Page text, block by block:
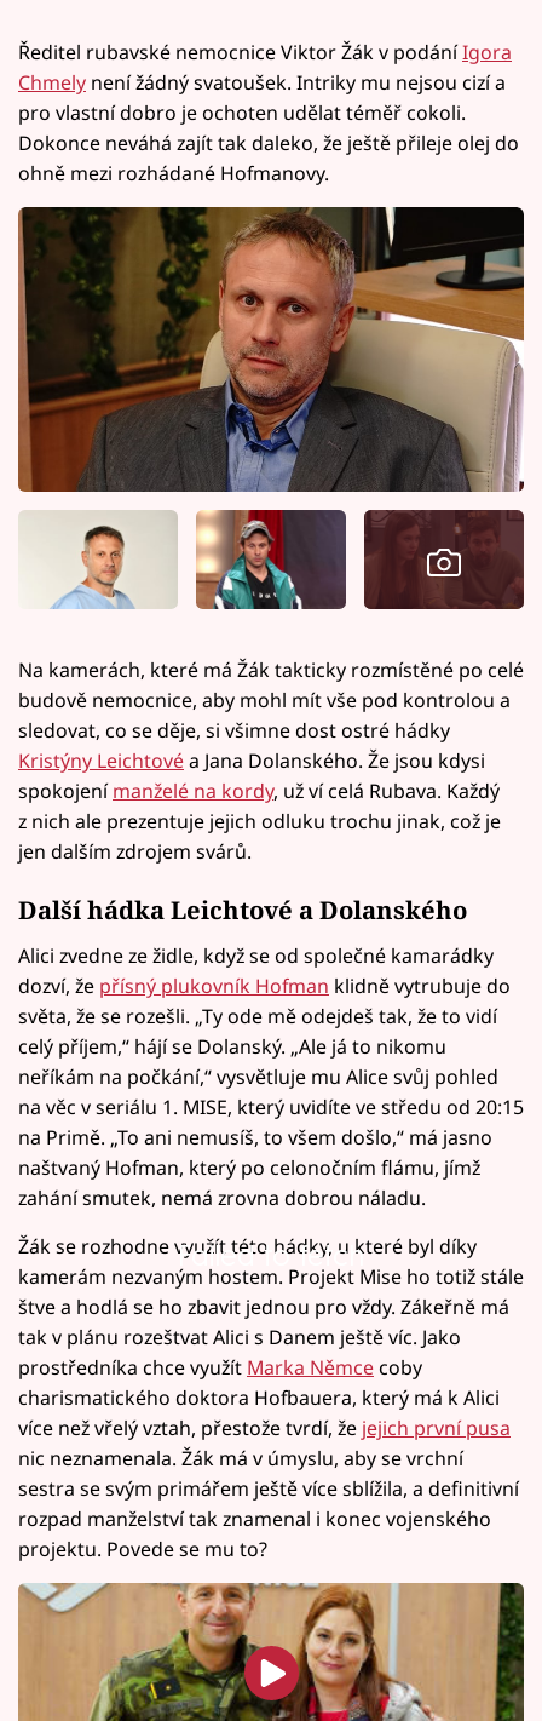
Ředitel rubavské nemocnice Viktor Žák v podáníIgora
Chmely není žádný svatoušek. Intriky mu nejsou cizí a
pro vlastní dobro je ochoten udělat téměř cokoli.
Dokonce neváhá zajít tak daleko, že ještě přileje olej do
ohně mezi rozhádané Hofmanovy.
Na kamerách, které má Žák takticky rozmístěné po celé
budově nemocnice, aby mohl mít vše pod kontrolou a
sledovat, co se děje, si všimne dost ostré hádky
Kristýny Leichtovéa Jana Dolanského. Že jsou kdysi
spokojenímanželé na kordy, už ví celá Rubava. Každý
z nich ale prezentuje jejich odluku trochu jinak, což je
jen dalším zdrojem svárů.
Další hádka Leichtové a Dolanského
Alici zvedne ze židle, když se od společné kamarádky
dozví, že přísný plukovník Hofman klidně vytrubuje do
světa, že se rozešli. „Ty ode mě odejdeš tak, že to vidí
celý příjem,“ hájí se Dolanský. „Ale já to nikomu
neříkám na počkání,“ vysvětluje mu Alice svůj pohled
na věc v seriálu 1. MISE, který uvidíte ve středu od 20:15
na Primě. „To ani nemusíš, to všem došlo,“ má jasno
naštvaný Hofman, který po celonočním flámu, jímž
zahání smutek, nemá zrovna dobrou náladu.
Failed to fetch
Žák se rozhodne využít této hádky, u které byl díky
kamerám nezvaným hostem. Projekt Mise ho totiž stále
štve a hodlá se ho zbavit jednou pro vždy. Zákeřně má
tak v plánu rozeštvat Alici s Danem ještě víc. Jako
prostředníka chce využít Marka Němcecoby
charismatického doktora Hofbauera, který má k Alici
více než vřelý vztah, přestože tvrdí, že jejich první pusa
nic neznamenala. Žák má v úmyslu, aby se vrchní
sestra se svým primářem ještě více sblížila, a definitivní
rozpad manželství tak znamenal i konec vojenského
projektu. Povede se mu to?